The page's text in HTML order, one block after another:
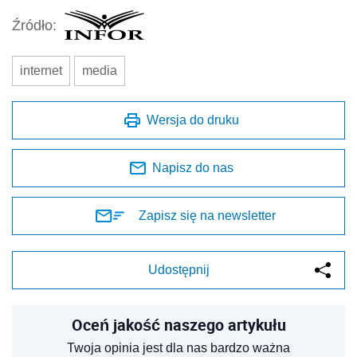
Źródło:
internet media
Wersja do druku
Napisz do nas
Zapisz się na newsletter
Udostępnij
Oceń jakość naszego artykułu
Twoja opinia jest dla nas bardzo ważna